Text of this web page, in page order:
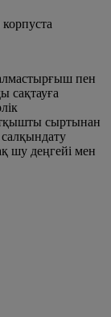
пен
сақтауға
сыртынан
шу деңгейі мен